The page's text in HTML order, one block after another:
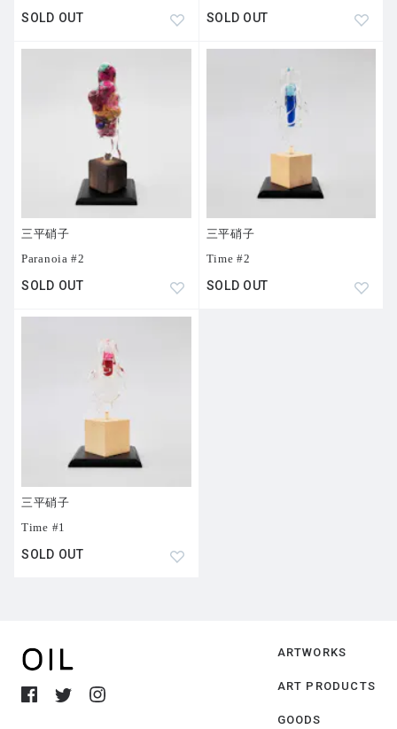
SOLD OUT SOLD OUT
三平硝子
Paranoia #2
SOLD OUT
三平硝子
Time #2
SOLD OUT
三平硝子
Time #1
SOLD OUT
ARTWORKS
ART PRODUCTS
GOODS